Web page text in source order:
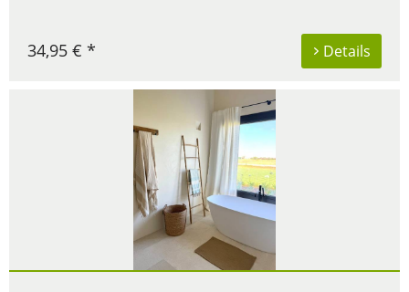
Details
34,95 € *